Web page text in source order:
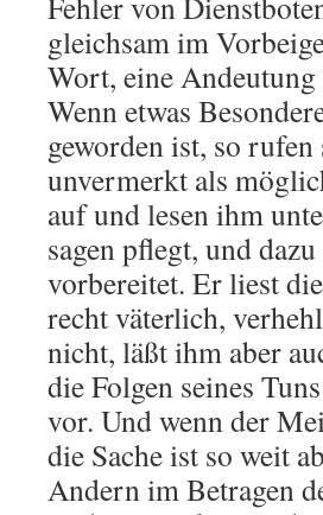
gleichsam im
Wort, eine
Wenn etwas
geworden ist, so
unvermerkt als
auf und lesen ihm
sagen pflegt, und
vorbereitet. Er liest
recht väterlich,
nicht, läßt ihm aber
die Folgen seines
vor. Und wenn der
die Sache ist so weit
Andern im Betragen